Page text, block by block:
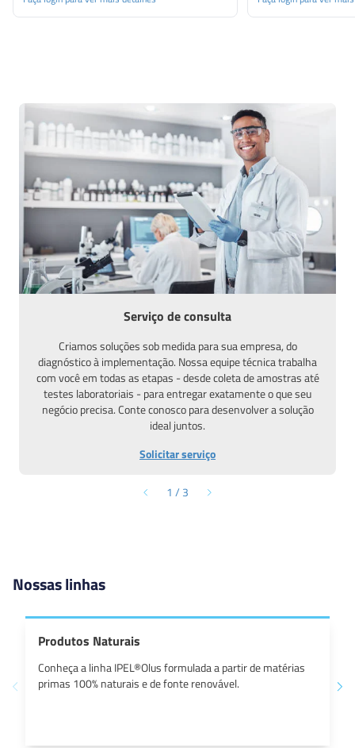
Serviço de consulta
Criamos soluções sob medida para sua empresa, do
diagnóstico à implementação. Nossa equipe técnica trabalha
com você em todas as etapas - desde coleta de amostras até
testes laboratoriais - para entregar exatamente o que seu
negócio precisa. Conte conosco para desenvolver a solução
ideal juntos.
Solicitar serviço
1 /3
Nossas linhas
Produtos Naturais
Conheça a linha IPEL®Olus formulada a partir de matérias
primas 100% naturais e de fonte renovável.